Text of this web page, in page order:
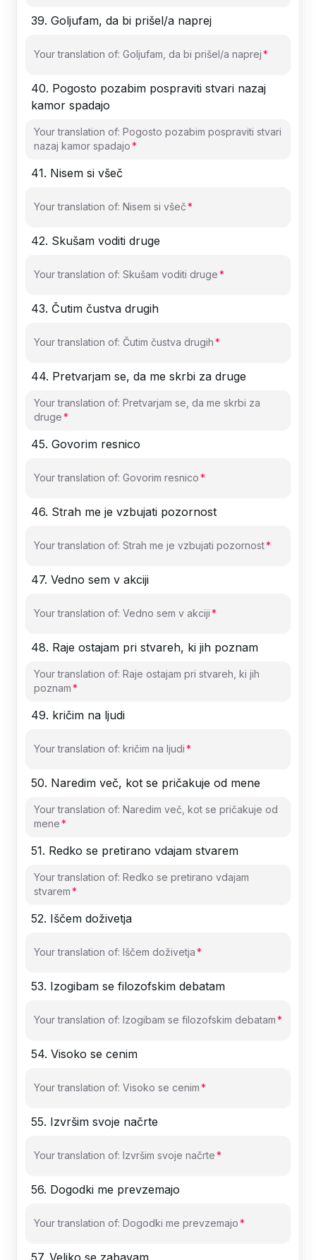
39. Goljufam, da bi prišel/a naprej
Your translation of: Goljufam, da bi prišel/a naprej
40. Pogosto pozabim pospraviti stvari nazaj
kamor spadajo
Your translation of: Pogosto pozabim pospraviti stvari
nazaj kamor spadajo
41. Nisem si všeč
Your translation of: Nisem si všeč
42. Skušam voditi druge
Your translation of: Skušam voditi druge
43. Čutim čustva drugih
Your translation of: Čutim čustva drugih
44. Pretvarjam se, da me skrbi za druge
Your translation of: Pretvarjam se, da me skrbi za
druge
45. Govorim resnico
Your translation of: Govorim resnico
46. Strah me je vzbujati pozornost
Your translation of: Strah me je vzbujati pozornost
47. Vedno sem v akciji
Your translation of: Vedno sem v akciji
48. Raje ostajam pri stvareh, ki jih poznam
Your translation of: Raje ostajam pri stvareh, ki jih
poznam
49. kričim na ljudi
Your translation of: kričim na ljudi
50. Naredim več, kot se pričakuje od mene
Your translation of: Naredim več, kot se pričakuje od
mene
51. Redko se pretirano vdajam stvarem
Your translation of: Redko se pretirano vdajam
stvarem
52. Iščem doživetja
Your translation of: Iščem doživetja
53. Izogibam se filozofskim debatam
Your translation of: Izogibam se filozofskim debatam
54. Visoko se cenim
Your translation of: Visoko se cenim
55. Izvršim svoje načrte
Your translation of: Izvršim svoje načrte
56. Dogodki me prevzemajo
Your translation of: Dogodki me prevzemajo
57. Veliko se zabavam